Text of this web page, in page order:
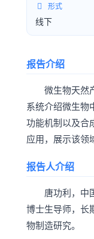
形式
线下
报告介绍
微生物天然
系统介绍微生物
功能机制以及合
应用，展示该领
报告人介绍
唐功利，中
博士生导师，长
物制造研究。